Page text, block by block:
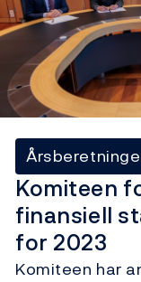
Komiteen
finansiell
for 2023
Komiteen har